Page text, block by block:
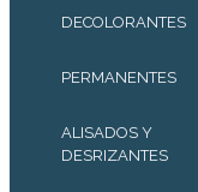
DECOLORANTES
PERMANENTES
ALISADOS Y
DESRIZANTES